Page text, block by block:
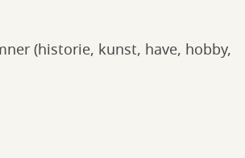
(historie, kunst, have, hobby,